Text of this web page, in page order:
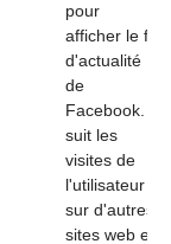
pour
afficher le fil
d'actualité
de
Facebook. Il
suit les
visites de
l'utilisateur
sur d'autres
sites web et